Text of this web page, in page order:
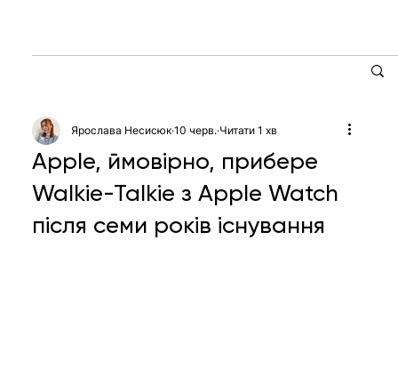
Apple, ймовірно, прибере
Walkie-Talkie з Apple Watch
після семи років існування
Ярослава Несисюк 10 черв. Читати 1 хв